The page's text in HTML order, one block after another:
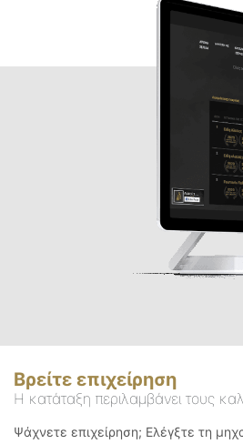
Βρείτε επιχείρηση
Η κατάταξη περιλαμβάνει τους
Ψάχνετε επιχείρηση; Ελέγξτε τη